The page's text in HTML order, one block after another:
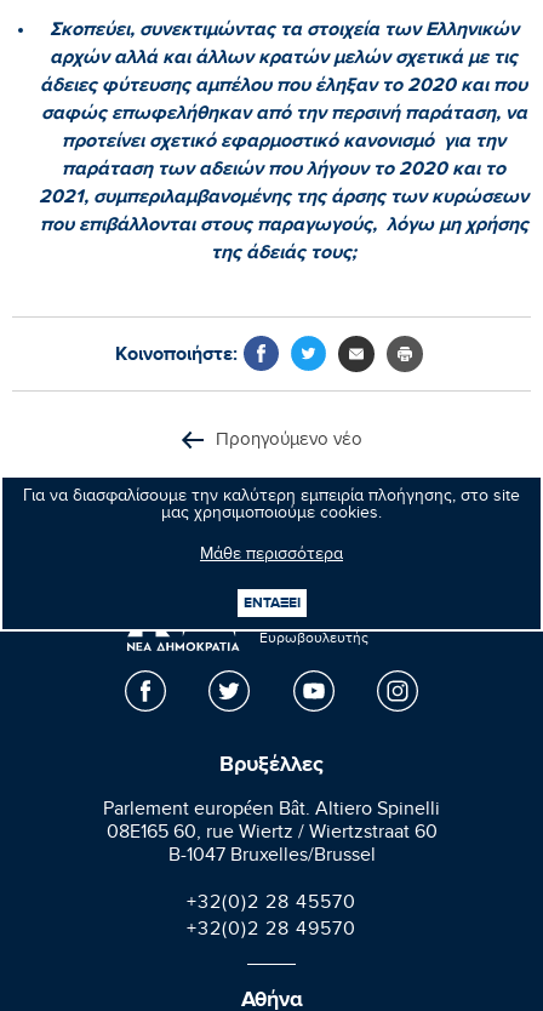
Για να διασφαλίσουμε την καλύτερη εμπειρία πλοήγησης, στο site
μας χρησιμοποιούμε cookies.
Μάθε περισσότερα
ΕΝΤΑΞΕΙ
Σκοπεύει, συνεκτιμώντας τα στοιχεία των Ελληνικών
αρχών αλλά και άλλων κρατών μελών σχετικά με τις
άδειες φύτευσης αμπέλου που έληξαν το 2020 και που
σαφώς επωφελήθηκαν από την περσινή παράταση, να
προτείνει σχετικό εφαρμοστικό κανονισμό για την
παράταση των αδειών που λήγουν το 2020 και το
2021, συμπεριλαμβανομένης της άρσης των κυρώσεων
που επιβάλλονται στους παραγωγούς, λόγω μη χρήσης
της άδειάς τους;
Κοινοποιήστε:
Προηγούμενο νέο
Επόμενο νέο
Μανώλης
Κεφαλογιάννης
Ευρωβουλευτής
Βρυξέλλες
Parlement européen Bât. Altiero Spinelli
08E165 60, rue Wiertz / Wiertzstraat 60
B-1047 Bruxelles/Brussel
+32(0)2 28 45570
+32(0)2 28 49570
Αθήνα